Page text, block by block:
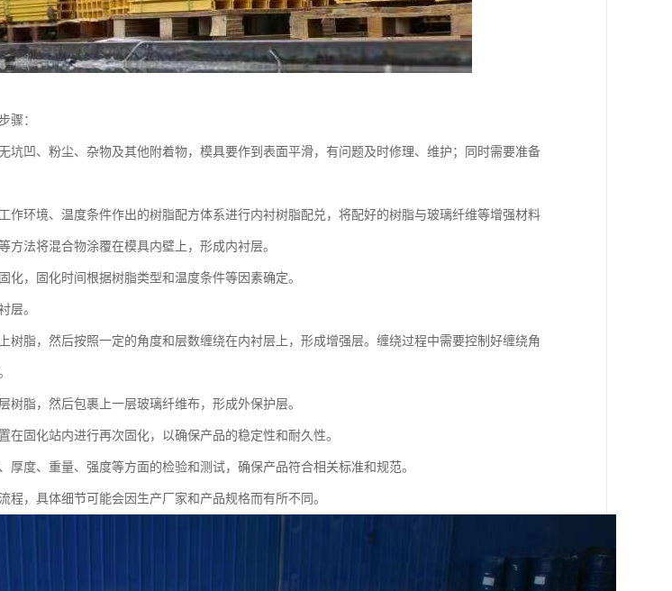
骤：
坑凹、粉尘、杂物及其他附着物，模具要作到表面平滑，有问题及时修理、维护；同时需要准备
作环境、温度条件作出的树脂配方体系进行内衬树脂配兑，将配好的树脂与玻璃纤维等增强材料
方法将混合物涂覆在模具内壁上，形成内衬层。
化，固化时间根据树脂类型和温度条件等因素确定。
层。
树脂，然后按照一定的角度和层数缠绕在内衬层上，形成增强层。缠绕过程中需要控制好缠绕角
树脂，然后包裹上一层玻璃纤维布，形成外保护层。
在固化站内进行再次固化，以确保产品的稳定性和耐久性。
厚度、重量、强度等方面的检验和测试，确保产品符合相关标准和规范。
程，具体细节可能会因生产厂家和产品规格而有所不同。